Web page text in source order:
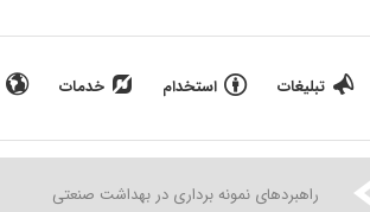
تبلیغات استخدام خدمات
راهبردهای نمونه برداری در بهداشت صنعتی